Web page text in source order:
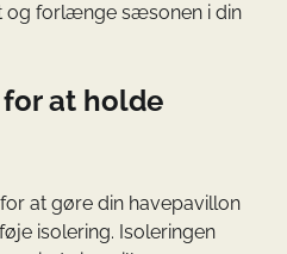
og forlænge sæsonen i din
at holde
at gøre din havepavillon
isolering. Isoleringen